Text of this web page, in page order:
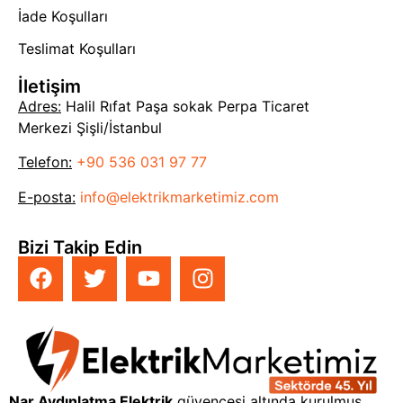
sistemlerinize kolayca entegre edilir.
Sonuç olarak, bu LED lamba, hem performansı hem de
hem de özel anlarda ihtiyacınız olan aydınlatmayı
sağlar. Şimdi, daha aydınlık ve enerji dostu bir yaşam
alanı için bu ürünü tercih edin!
İade Koşulları
Teslimat Koşulları
İletişim
Adres: Halil Rıfat Paşa sokak Perpa Ticaret
Merkezi Şişli/İstanbul
Telefon: +90 536 031 97 77
E-posta: info@elektrikmarketimiz.com
Bizi Takip Edin